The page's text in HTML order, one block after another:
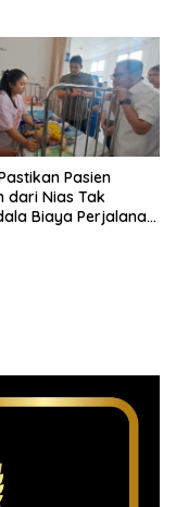
Pasien
dari Nias Tak
Biaya Perjalanan